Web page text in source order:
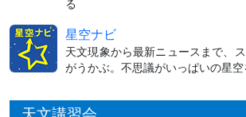
る
星空ナビ
天文現象から最新ニュースまで、
がうかぶ。不思議がいっぱいの星空